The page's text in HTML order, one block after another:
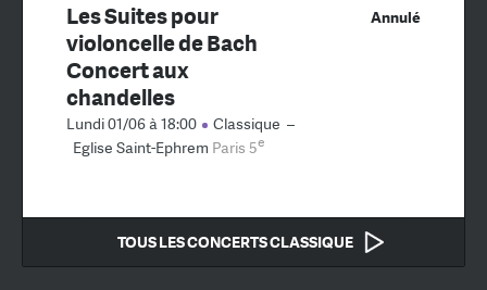
Annulé
Les Suites pour
violoncelle de Bach
Concert aux
chandelles
Lundi 01/06 à 18:00 Classique –
Eglise Saint-Ephrem Paris 5e
TOUS LES CONCERTS CLASSIQUE